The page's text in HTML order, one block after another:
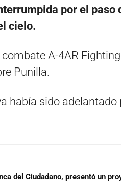
por el paso
cielo.
A-4AR
Punilla.
había sido
del Ciudadano, presentó un